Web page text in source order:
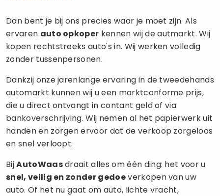
Dan bent je bij ons precies waar je moet zijn. Als
ervaren auto opkoper kennen wij de autmarkt. Wij
kopen rechtstreeks auto's in. Wij werken volledig
zonder tussenpersonen.
Dankzij onze jarenlange ervaring in de tweedehands
automarkt kunnen wij u een marktconforme prijs,
die u direct ontvangt in contant geld of via
bankoverschrijving. Wij nemen al het papierwerk uit
handen en zorgen ervoor dat de verkoop zorgeloos
en snel verloopt.
BijAutoWaasdraait alles om één ding: het voor u
snel, veilig en zonder gedoeverkopen van uw
auto. Of het nu gaat om auto, lichte vracht,